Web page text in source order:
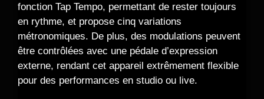
fonction Tap Tempo, permettant de rester toujours
en rythme, et propose cinq variations
métronomiques. De plus, des modulations peuvent
être contrôlées avec une pédale d’expression
externe, rendant cet appareil extrêmement flexible
pour des performances en studio ou live.